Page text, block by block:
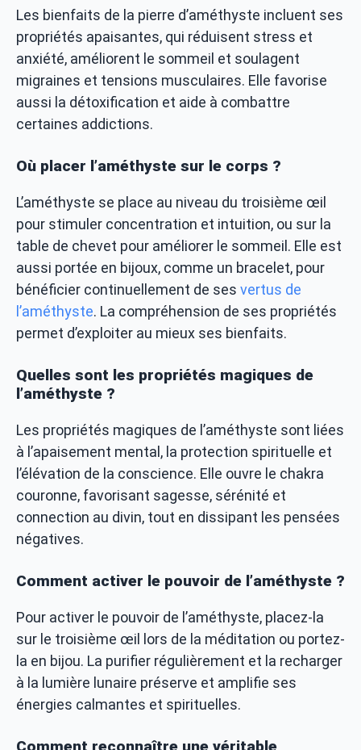
Les bienfaits de la pierre d’améthyste incluent ses
propriétés apaisantes, qui réduisent stress et
anxiété, améliorent le sommeil et soulagent
migraines et tensions musculaires. Elle favorise
aussi la détoxification et aide à combattre
certaines addictions.
Où placer l’améthyste sur le corps ?
L’améthyste se place au niveau du troisième œil
pour stimuler concentration et intuition, ou sur la
table de chevet pour améliorer le sommeil. Elle est
aussi portée en bijoux, comme un bracelet, pour
bénéficier continuellement de ses vertus de
l’améthyste. La compréhension de ses propriétés
permet d’exploiter au mieux ses bienfaits.
Quelles sont les propriétés magiques de
l’améthyste ?
Les propriétés magiques de l’améthyste sont liées
à l’apaisement mental, la protection spirituelle et
l’élévation de la conscience. Elle ouvre le chakra
couronne, favorisant sagesse, sérénité et
connection au divin, tout en dissipant les pensées
négatives.
Comment activer le pouvoir de l’améthyste ?
Pour activer le pouvoir de l’améthyste, placez-la
sur le troisième œil lors de la méditation ou portez-
la en bijou. La purifier régulièrement et la recharger
à la lumière lunaire préserve et amplifie ses
énergies calmantes et spirituelles.